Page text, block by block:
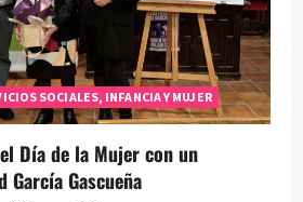
SOCIALES, INFANCIA Y MUJER
Día de la Mujer con un
García Gascueña